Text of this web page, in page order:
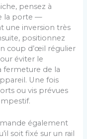
pensez à
la porte —
une inversion très
positionnez
coup d’œil régulier
éviter le
fermeture de la
Une fois
ou vis prévues
également
soit fixé sur un rail